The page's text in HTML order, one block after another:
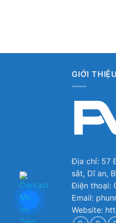
GIỚI
Địa chỉ: 57
sắt, Dĩ an,
Điện thoại:
Email:
Website: